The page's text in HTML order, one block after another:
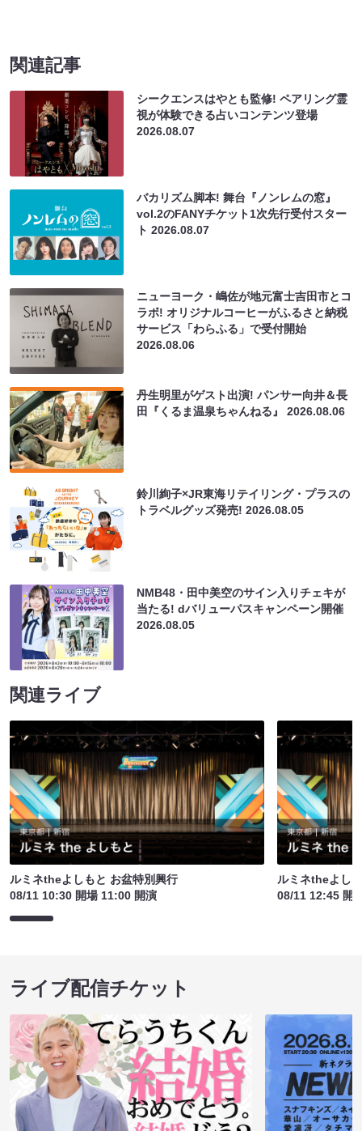
関連記事
シークエンスはやとも監修! ペアリング霊
視が体験できる占いコンテンツ登場
2026.08.07
バカリズム脚本! 舞台『ノンレムの窓』
vol.2のFANYチケット1次先行受付スター
ト2026.08.07
ニューヨーク・嶋佐が地元富士吉田市とコ
ラボ! オリジナルコーヒーがふるさと納税
サービス「わらふる」で受付開始
2026.08.06
丹生明里がゲスト出演! パンサー向井＆長
田『くるま温泉ちゃんねる』2026.08.06
鈴川絢子×JR東海リテイリング・プラスの
トラベルグッズ発売!2026.08.05
NMB48・田中美空のサイン入りチェキが
当たる! dバリューパスキャンペーン開催
2026.08.05
関連ライブ
ルミネtheよしもと お盆特別興行
08/11 10:30 開場 11:00 開演
ルミネtheよし
08/11 12:45 開
ライブ配信チケット